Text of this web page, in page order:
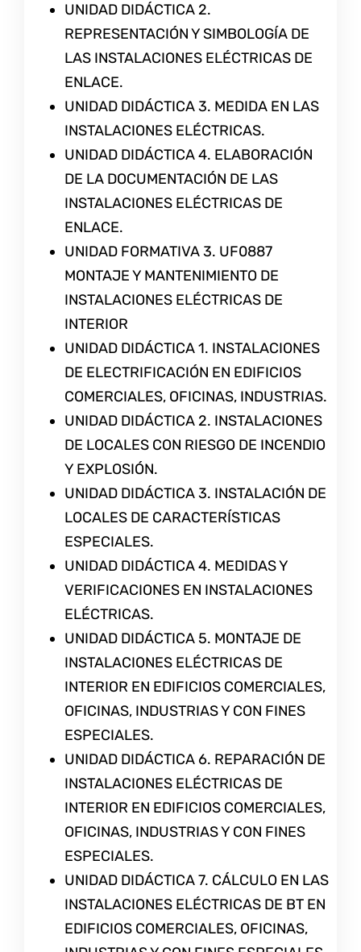
UNIDAD DIDÁCTICA 2.
REPRESENTACIÓN Y SIMBOLOGÍA DE
LAS INSTALACIONES ELÉCTRICAS DE
ENLACE.
UNIDAD DIDÁCTICA 3. MEDIDA EN LAS
INSTALACIONES ELÉCTRICAS.
UNIDAD DIDÁCTICA 4. ELABORACIÓN
DE LA DOCUMENTACIÓN DE LAS
INSTALACIONES ELÉCTRICAS DE
ENLACE.
UNIDAD FORMATIVA 3. UF0887
MONTAJE Y MANTENIMIENTO DE
INSTALACIONES ELÉCTRICAS DE
INTERIOR
UNIDAD DIDÁCTICA 1. INSTALACIONES
DE ELECTRIFICACIÓN EN EDIFICIOS
COMERCIALES, OFICINAS, INDUSTRIAS.
UNIDAD DIDÁCTICA 2. INSTALACIONES
DE LOCALES CON RIESGO DE INCENDIO
Y EXPLOSIÓN.
UNIDAD DIDÁCTICA 3. INSTALACIÓN DE
LOCALES DE CARACTERÍSTICAS
ESPECIALES.
UNIDAD DIDÁCTICA 4. MEDIDAS Y
VERIFICACIONES EN INSTALACIONES
ELÉCTRICAS.
UNIDAD DIDÁCTICA 5. MONTAJE DE
INSTALACIONES ELÉCTRICAS DE
INTERIOR EN EDIFICIOS COMERCIALES,
OFICINAS, INDUSTRIAS Y CON FINES
ESPECIALES.
UNIDAD DIDÁCTICA 6. REPARACIÓN DE
INSTALACIONES ELÉCTRICAS DE
INTERIOR EN EDIFICIOS COMERCIALES,
OFICINAS, INDUSTRIAS Y CON FINES
ESPECIALES.
UNIDAD DIDÁCTICA 7. CÁLCULO EN LAS
INSTALACIONES ELÉCTRICAS DE BT EN
EDIFICIOS COMERCIALES, OFICINAS,